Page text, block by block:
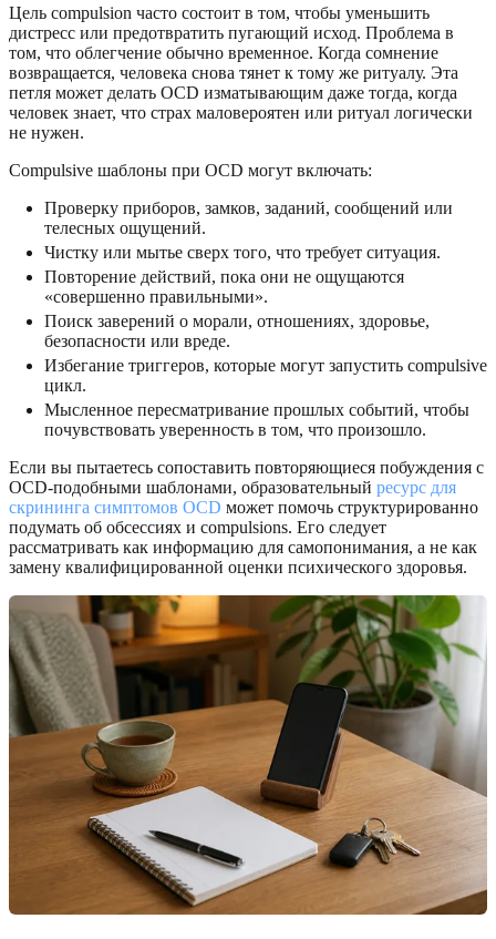
Цель compulsion часто состоит в том, чтобы уменьшить
дистресс или предотвратить пугающий исход. Проблема в
том, что облегчение обычно временное. Когда сомнение
возвращается, человека снова тянет к тому же ритуалу. Эта
петля может делать OCD изматывающим даже тогда, когда
человек знает, что страх маловероятен или ритуал логически
не нужен.
Compulsive шаблоны при OCD могут включать:
Проверку приборов, замков, заданий, сообщений или
телесных ощущений.
Чистку или мытье сверх того, что требует ситуация.
Повторение действий, пока они не ощущаются
«совершенно правильными».
Поиск заверений о морали, отношениях, здоровье,
безопасности или вреде.
Избегание триггеров, которые могут запустить compulsive
цикл.
Мысленное пересматривание прошлых событий, чтобы
почувствовать уверенность в том, что произошло.
Если вы пытаетесь сопоставить повторяющиеся побуждения с
OCD-подобными шаблонами, образовательный ресурс для
скрининга симптомов OCD может помочь структурированно
подумать об обсессиях и compulsions. Его следует
рассматривать как информацию для самопонимания, а не как
замену квалифицированной оценки психического здоровья.